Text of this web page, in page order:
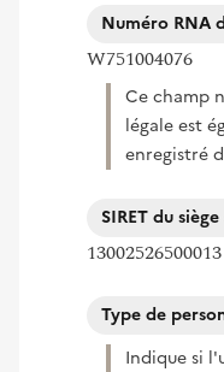
Numéro RNA
W751004076
Ce champ
légale est
enregistré
SIRET du
13002526500013
Type de
Indique si